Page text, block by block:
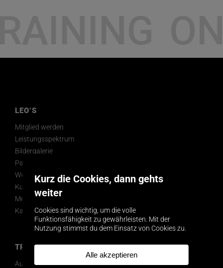
LEO’S
Mitglied werden
Leistungsspektrum
Bildergalerie
Partner & Ausstattung
Werbegalerie
Kunst im Leo’s
Memberpinboard
Karriere
TRAINING
Ausdauer & Kreislauf
Kurz die Cookies, dann gehts
weiter
Cookies sind wichtig, um die volle
Funktionsfähigkeit zu gewährleisten. Mit der
Nutzung stimmst du dem Einsatz von Cookies zu.
Alle akzeptieren